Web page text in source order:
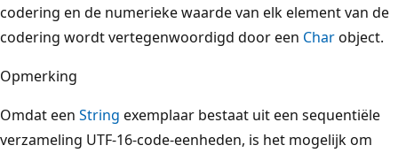
codering en de numerieke waarde van elk element van de
codering wordt vertegenwoordigd door een Charobject.
Opmerking
Omdat een String exemplaar bestaat uit een sequentiële
verzameling UTF-16-code-eenheden, is het mogelijk om